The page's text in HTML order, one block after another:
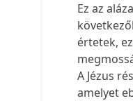
Ez az
értetek,
A Jézus
amelyet